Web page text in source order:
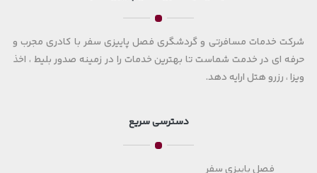
شرکت خدمات مسافرتی و گردشگری فصل پاییزی سفر با کادری مجرب و
حرفه ای در خدمت شماست تا بهترین خدمات را در زمینه صدور بلیط ، اخذ
ویزا ، رزرو هتل ارایه دهد.
دسترسی سریع
فصل پاییزی سفر